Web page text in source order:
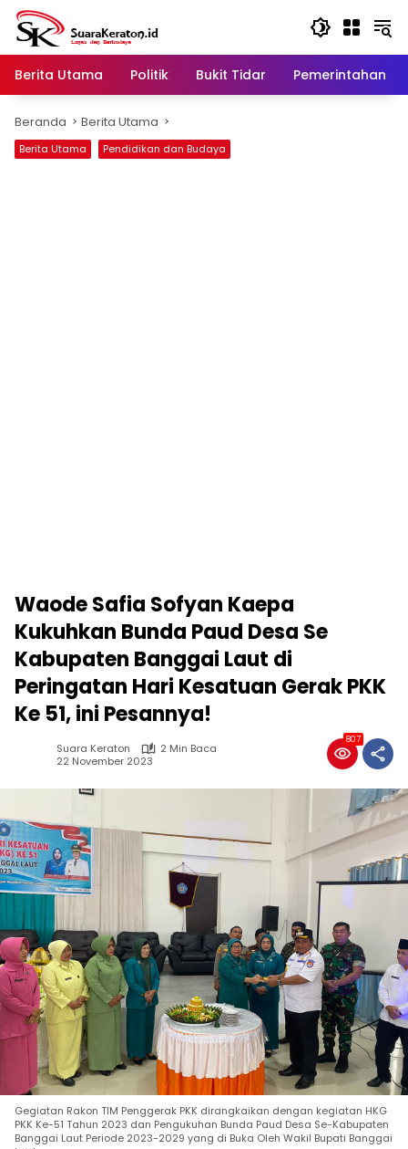
Langsung
konten
Berita Utama
Politik Bukit Tidar Pemerintahan
Beranda Berita Utama
Berita Utama Pendidikan dan Budaya
Waode Safia Sofyan Kaepa
Kukuhkan Bunda Paud Desa Se
Kabupaten Banggai Laut di
Peringatan Hari Kesatuan Gerak PKK
Ke 51, ini Pesannya!
Suara Keraton
2 Min Baca
22 November 2023
807
Gegiatan Rakon TIM Penggerak PKK dirangkaikan dengan kegiatan HKG
PKK Ke-51 Tahun 2023 dan Pengukuhan Bunda Paud Desa Se-Kabupaten
Banggai Laut Periode 2023-2029 yang di Buka Oleh Wakil Bupati Banggai